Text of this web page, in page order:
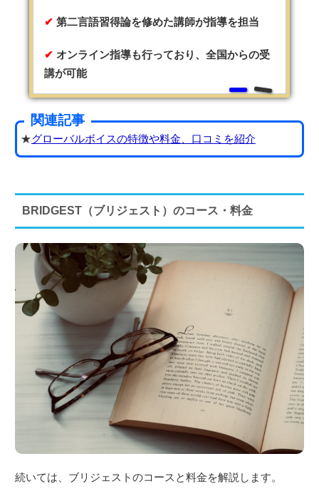
第二言語習得論を修めた講師が指導を担当
オンライン指導も行っており、全国からの受
講が可能
関連記事
★グローバルボイスの特徴や料金、口コミを紹介
BRIDGEST（ブリジェスト）のコース・料金
続いては、ブリジェストのコースと料金を解説します。